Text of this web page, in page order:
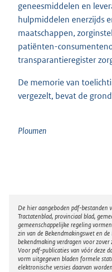
geneesmiddelen en
hulpmiddelen enerzijds
maatschappen,
patiënten-
transparantieregister
De memorie van
vergezelt, bevat de
Ploumen
Disclaimer
De hier aangeboden pdf-bestanden
Tractatenblad, provinciaal blad,
gemeenschappelijke regeling
zin van de Bekendmakingswet en
bekendmaking verdragen voor
Voor pdf-publicaties van vóór deze
vorm uitgegeven bladen formele
elektronische versies daarvan